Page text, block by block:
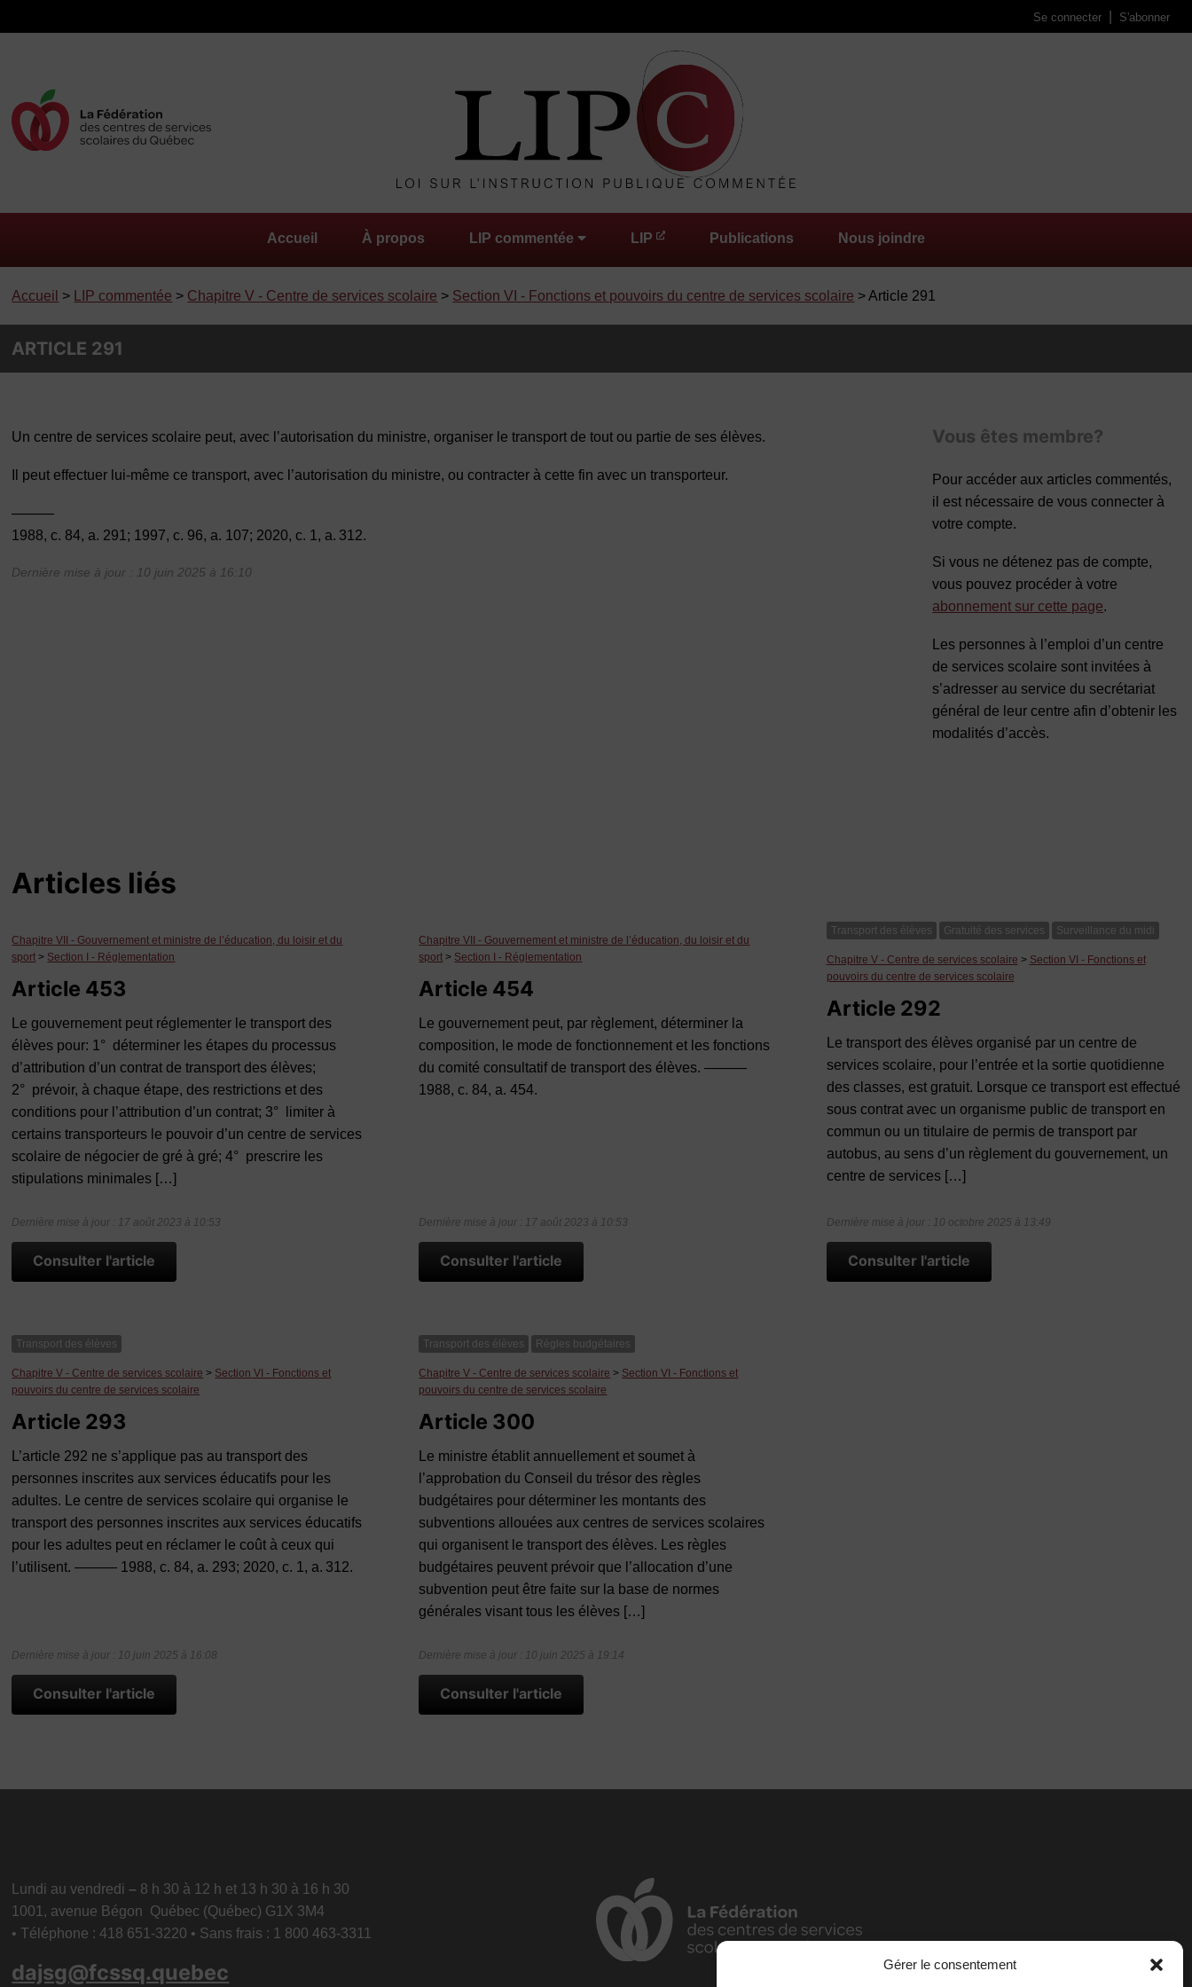
Gérer le consentement
Se connecter S'abonner
Accueil À propos LIP commentée LIP Publications Nous joindre
Accueil > LIP commentée > Chapitre V - Centre de services scolaire > Section VI - Fonctions et pouvoirs du centre de services scolaire > Article 291
ARTICLE 291
Un centre de services scolaire peut, avec l’autorisation du ministre, organiser le transport de tout ou partie de ses élèves.
Il peut effectuer lui-même ce transport, avec l’autorisation du ministre, ou contracter à cette fin avec un transporteur.
———
1988, c. 84, a. 291; 1997, c. 96, a. 107; 2020, c. 1, a. 312.
Dernière mise à jour : 10 juin 2025 à 16:10
Vous êtes membre?
Pour accéder aux articles commentés,
il est nécessaire de vous connecter à
votre compte.
Si vous ne détenez pas de compte,
vous pouvez procéder à votre
abonnement sur cette page.
Les personnes à l’emploi d’un centre
de services scolaire sont invitées à
s’adresser au service du secrétariat
général de leur centre afin d’obtenir les
modalités d’accès.
Articles liés
Chapitre VII - Gouvernement et ministre de l’éducation, du loisir et du
sport > Section I - Réglementation
Article 453
Le gouvernement peut réglementer le transport des
élèves pour: 1° déterminer les étapes du processus
d’attribution d’un contrat de transport des élèves;
2° prévoir, à chaque étape, des restrictions et des
conditions pour l’attribution d’un contrat; 3° limiter à
certains transporteurs le pouvoir d’un centre de services
scolaire de négocier de gré à gré; 4° prescrire les
stipulations minimales […]
Dernière mise à jour : 17 août 2023 à 10:53
Consulter l'article
Chapitre VII - Gouvernement et ministre de l’éducation, du loisir et du
sport > Section I - Réglementation
Article 454
Le gouvernement peut, par règlement, déterminer la
composition, le mode de fonctionnement et les fonctions
du comité consultatif de transport des élèves. ———
1988, c. 84, a. 454.
Dernière mise à jour : 17 août 2023 à 10:53
Consulter l'article
Transport des élèves Gratuité des services Surveillance du midi
Chapitre V - Centre de services scolaire > Section VI - Fonctions et
pouvoirs du centre de services scolaire
Article 292
Le transport des élèves organisé par un centre de
services scolaire, pour l’entrée et la sortie quotidienne
des classes, est gratuit. Lorsque ce transport est effectué
sous contrat avec un organisme public de transport en
commun ou un titulaire de permis de transport par
autobus, au sens d’un règlement du gouvernement, un
centre de services […]
Dernière mise à jour : 10 octobre 2025 à 13:49
Consulter l'article
Transport des élèves
Chapitre V - Centre de services scolaire > Section VI - Fonctions et
pouvoirs du centre de services scolaire
Article 293
L’article 292 ne s’applique pas au transport des
personnes inscrites aux services éducatifs pour les
adultes. Le centre de services scolaire qui organise le
transport des personnes inscrites aux services éducatifs
pour les adultes peut en réclamer le coût à ceux qui
l’utilisent. ——— 1988, c. 84, a. 293; 2020, c. 1, a. 312.
Dernière mise à jour : 10 juin 2025 à 16:08
Consulter l'article
Transport des élèves Règles budgétaires
Chapitre V - Centre de services scolaire > Section VI - Fonctions et
pouvoirs du centre de services scolaire
Article 300
Le ministre établit annuellement et soumet à
l’approbation du Conseil du trésor des règles
budgétaires pour déterminer les montants des
subventions allouées aux centres de services scolaires
qui organisent le transport des élèves. Les règles
budgétaires peuvent prévoir que l’allocation d’une
subvention peut être faite sur la base de normes
générales visant tous les élèves […]
Dernière mise à jour : 10 juin 2025 à 19:14
Consulter l'article
Lundi au vendredi– 8 h 30 à 12 h et 13 h 30 à 16 h 30
1001, avenue Bégon Québec (Québec) G1X 3M4
• Téléphone : 418 651-3220 • Sans frais : 1 800 463-3311
dajsg@fcssq.quebec